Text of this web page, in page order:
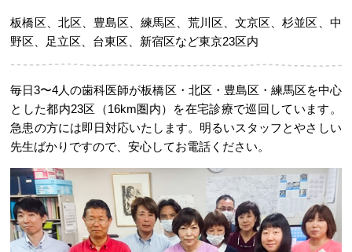
板橋区、北区、豊島区、練馬区、荒川区、文京区、杉並区、中
野区、足立区、台東区、新宿区など東京23区内
毎日3〜4人の歯科医師が板橋区・北区・豊島区・練馬区を中心
とした都内23区（16km圏内）を在宅診療で巡回しています。
急患の方には即日対応いたします。明るいスタッフとやさしい
先生ばかりですので、安心してお電話ください。